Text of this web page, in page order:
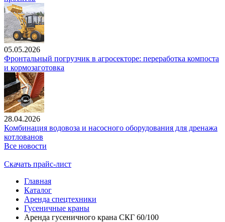
05.05.2026
Фронтальный погрузчик в агросекторе: переработка компоста
и кормозаготовка
28.04.2026
Комбинация водовоза и насосного оборудования для дренажа
котлованов
Все новости
Скачать прайс-лист
Главная
Каталог
Аренда спецтехники
Гусеничные краны
Аренда гусеничного крана СКГ 60/100